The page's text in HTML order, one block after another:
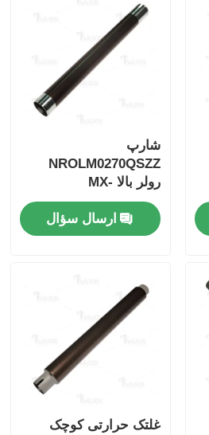
شارپ
NROLM0270QSZZ
رولر بالا MX-
B350P/MX-
B350W/MX-B355W
ارسال سؤال
غلتک حرارتی کوچک